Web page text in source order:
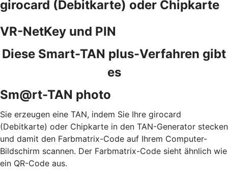
girocard (Debitkarte) oder Chipkarte
VR-NetKey und PIN
Diese Smart-TAN plus-Verfahren gibt
es
Sm@rt-TAN photo
Sie erzeugen eine TAN, indem Sie Ihre girocard
(Debitkarte) oder Chipkarte in den TAN-Generator stecken
und damit den Farbmatrix-Code auf Ihrem Computer-
Bildschirm scannen. Der Farbmatrix-Code sieht ähnlich wie
ein QR-Code aus.